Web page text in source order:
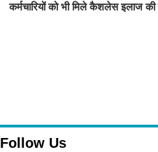
कर्मचारियों को भी मिले कैशलेस इलाज की
Follow Us